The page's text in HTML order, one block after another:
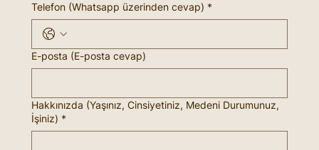
Telefon (Whatsapp üzerinden cevap) *
E-posta (E-posta cevap)
Hakkınızda (Yaşınız, Cinsiyetiniz, Medeni Durumunuz,
İşiniz) *